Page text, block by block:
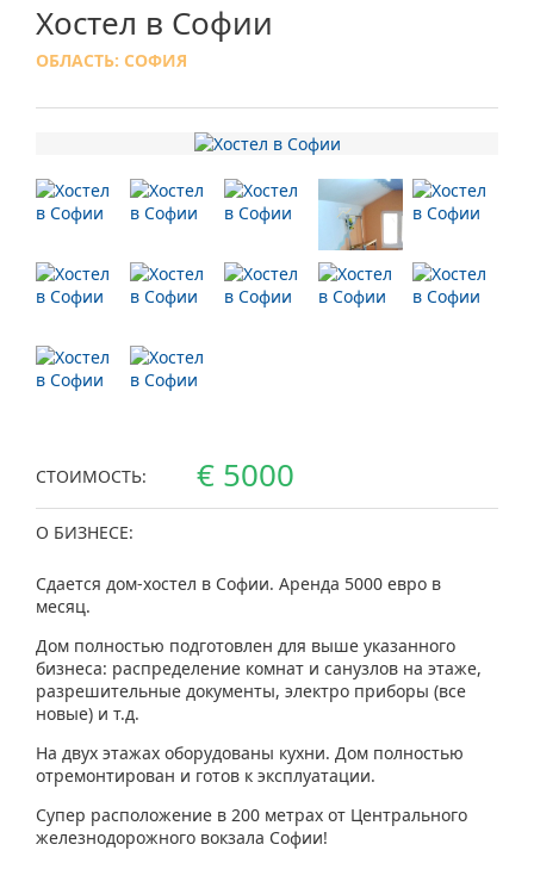
Хостел в Софии
ОБЛАСТЬ: СОФИЯ
СТОИМОСТЬ: € 5000
О БИЗНЕСЕ:
Сдается дом-хостел в Софии. Аренда 5000 евро в
месяц.
Дом полностью подготовлен для выше указанного
бизнеса: распределение комнат и санузлов на этаже,
разрешительные документы, электро приборы (все
новые) и т.д.
На двух этажах оборудованы кухни. Дом полностью
отремонтирован и готов к эксплуатации.
Супер расположение в 200 метрах от Центрального
железнодорожного вокзала Софии!